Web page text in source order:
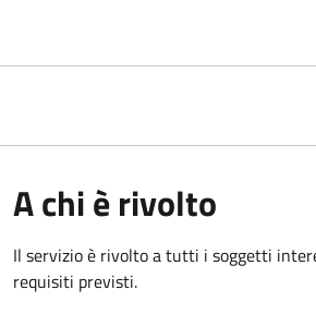
A chi è rivolto
Il servizio è rivolto a tutti i soggetti
requisiti previsti.